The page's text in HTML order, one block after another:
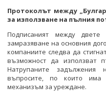
Протоколът между
за използване на пълния
Подписаният между
замразяване на основния
компаниите следва да
възможност да използват
Натрупаните
въпросите, по които
механизъм за уреждане.